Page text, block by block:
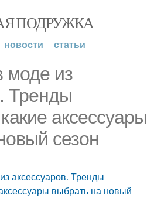
ПОДРУЖКА
новости статьи
моде из
Тренды
аксессуары
сезон
аксессуаров. Тренды
выбрать на новый